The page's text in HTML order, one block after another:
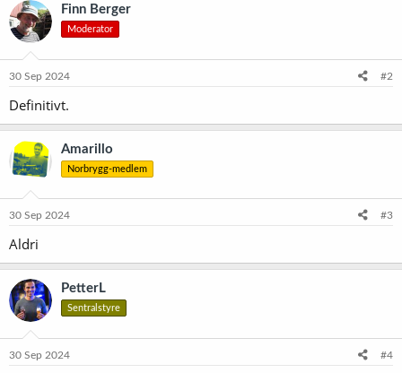
Finn Berger
Moderator
30 Sep 2024 #2
Definitivt.
Amarillo
Norbrygg-medlem
30 Sep 2024 #3
Aldri
PetterL
Sentralstyre
30 Sep 2024 #4